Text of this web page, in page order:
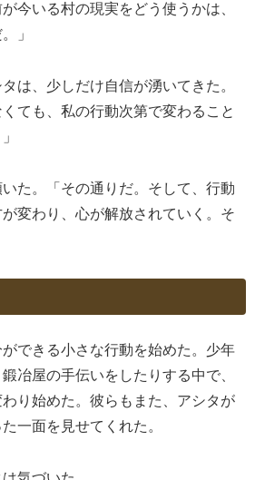
今いる村の現実をどう使うかは、
」
は、少しだけ自信が湧いてきた。
くても、私の行動次第で変わること
た。「その通りだ。そして、行動
変わり、心が解放されていく。そ
できる小さな行動を始めた。少年
冶屋の手伝いをしたりする中で、
り始めた。彼らもまた、アシタが
一面を見せてくれた。